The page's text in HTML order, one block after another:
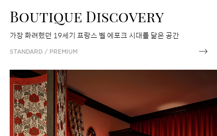
Boutique Discovery
가장 화려했던 19세기 프랑스 벨 에포크 시대를 닮은 공간
STANDARD / PREMIUM